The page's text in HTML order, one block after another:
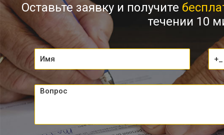
Оставьте заявку и получите
течении 10